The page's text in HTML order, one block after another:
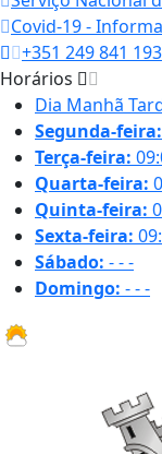
Covid-19 -
+351 249 841 193
Horários
Dia Manhã
Segunda-feira:
Terça-feira:
Quarta-feira:
Quinta-feira:
Sexta-feira:
Sábado: ---
Domingo: ---